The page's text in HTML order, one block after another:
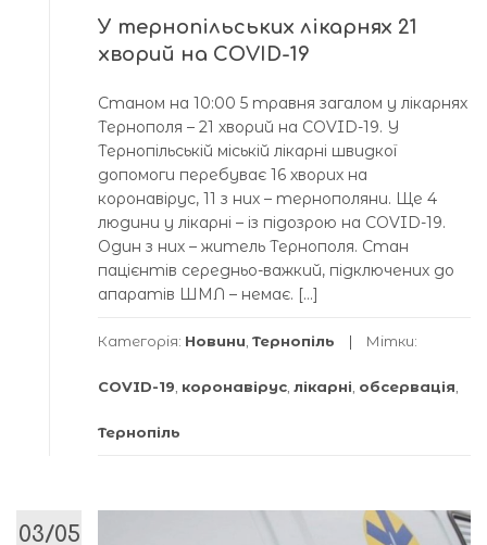
У тернопільських лікарнях 21
хворий на COVID-19
Станом на 10:00 5 травня загалом у лікарнях
Тернополя – 21 хворий на COVID-19. У
Тернопільській міській лікарні швидкої
допомоги перебуває 16 хворих на
коронавірус, 11 з них – тернополяни. Ще 4
людини у лікарні – із підозрою на COVID-19.
Один з них – житель Тернополя. Стан
пацієнтів середньо-важкий, підключених до
апаратів ШМЛ – немає. […]
Категорія: Новини, Тернопіль Мітки:
COVID-19, коронавірус, лікарні, обсервація,
Тернопіль
03/05